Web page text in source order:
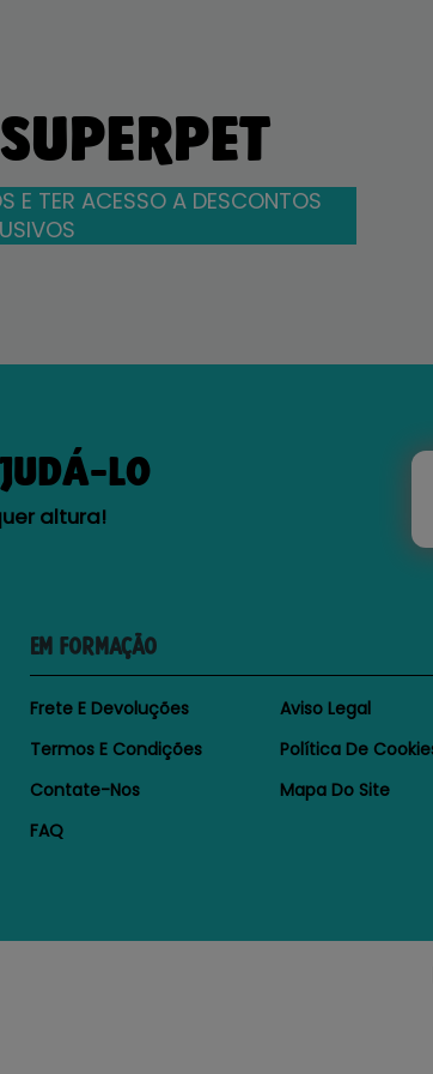
E TER ACESSO A DESCONTOS
LO
altura!
EM FORMAÇÃO
Frete E Devoluções
Aviso Legal
Termos E Condições
Política De
Contate-Nos
Mapa Do Site
FAQ